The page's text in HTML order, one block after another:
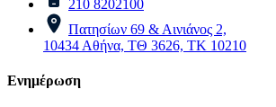
210 8202100
Πατησίων 69 & Αινιάνος 2,
10434 Αθήνα, ΤΘ 3626, ΤΚ 10210
Ενημέρωση